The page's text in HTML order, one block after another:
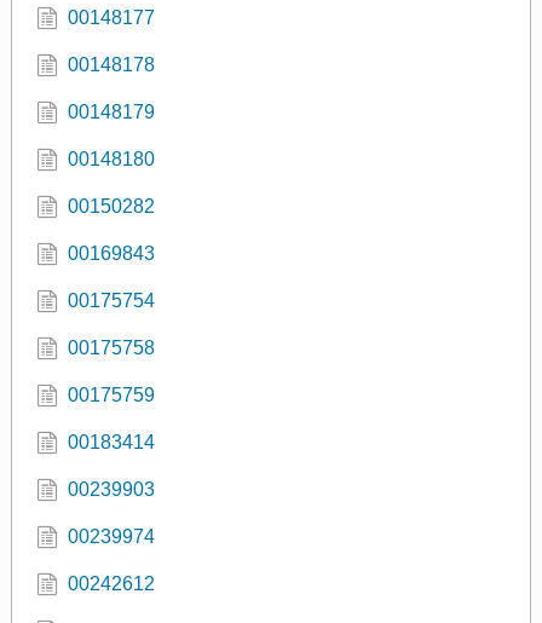
00148177
00148178
00148179
00148180
00150282
00169843
00175754
00175758
00175759
00183414
00239903
00239974
00242612